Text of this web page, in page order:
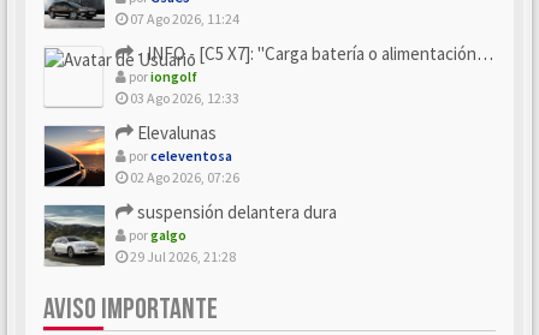
07 Ago 2026, 11:24
- INFO - [C5 X7]: "Carga batería o alimentación eléctri...
poriongolf
03 Ago 2026, 12:33
Elevalunas
porceleventosa
02 Ago 2026, 07:26
suspensión delantera dura
porgalgo
29 Jul 2026, 21:28
AVISO IMPORTANTE